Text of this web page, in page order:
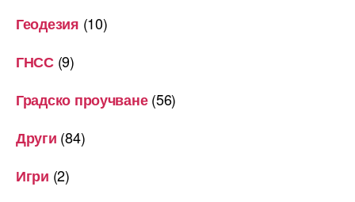
Геодезия (10)
ГНСС(9)
Градско проучване(56)
Други (84)
Игри (2)